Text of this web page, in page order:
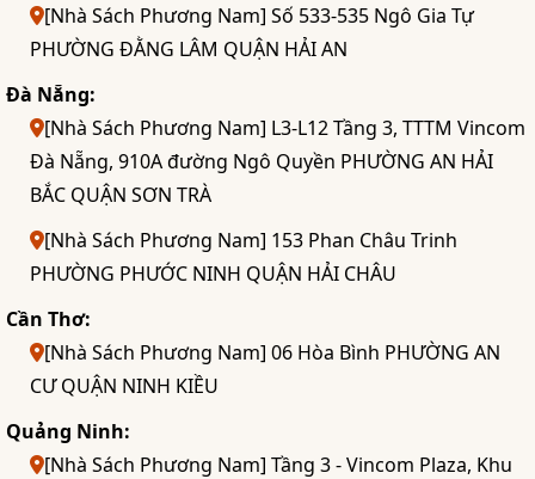
[Nhà Sách Phương Nam] Số 533-535 Ngô Gia Tự
PHƯỜNG ĐẰNG LÂM QUẬN HẢI AN
Đà Nẵng:
[Nhà Sách Phương Nam] L3-L12 Tầng 3, TTTM Vincom
Đà Nẵng, 910A đường Ngô Quyền PHƯỜNG AN HẢI
BẮC QUẬN SƠN TRÀ
[Nhà Sách Phương Nam] 153 Phan Châu Trinh
PHƯỜNG PHƯỚC NINH QUẬN HẢI CHÂU
Cần Thơ:
[Nhà Sách Phương Nam] 06 Hòa Bình PHƯỜNG AN
CƯ QUẬN NINH KIỀU
Quảng Ninh:
[Nhà Sách Phương Nam] Tầng 3 - Vincom Plaza, Khu